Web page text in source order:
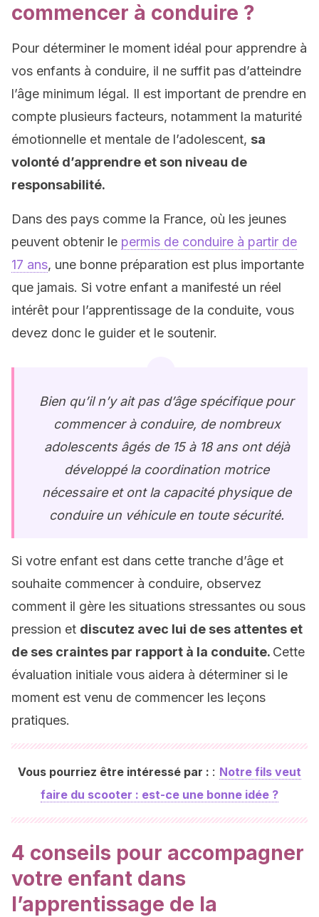
commencer à conduire ?
Pour déterminer le moment idéal pour apprendre à
vos enfants à conduire, il ne suffit pas d’atteindre
l’âge minimum légal. Il est important de prendre en
compte plusieurs facteurs, notamment la maturité
émotionnelle et mentale de l’adolescent, sa
volonté d’apprendre et son niveau de
responsabilité.
Dans des pays comme la France, où les jeunes
peuvent obtenir le permis de conduire à partir de
17 ans, une bonne préparation est plus importante
que jamais. Si votre enfant a manifesté un réel
intérêt pour l’apprentissage de la conduite, vous
devez donc le guider et le soutenir.
Bien qu’il n’y ait pas d’âge spécifique pour
commencer à conduire, de nombreux
adolescents âgés de 15 à 18 ans ont déjà
développé la coordination motrice
nécessaire et ont la capacité physique de
conduire un véhicule en toute sécurité.
Si votre enfant est dans cette tranche d’âge et
souhaite commencer à conduire, observez
comment il gère les situations stressantes ou sous
pression et discutez avec lui de ses attentes et
de ses craintes par rapport à la conduite. Cette
évaluation initiale vous aidera à déterminer si le
moment est venu de commencer les leçons
pratiques.
Vous pourriez être intéressé par : : Notre fils veut
faire du scooter : est-ce une bonne idée ?
4 conseils pour accompagner
votre enfant dans
l’apprentissage de la